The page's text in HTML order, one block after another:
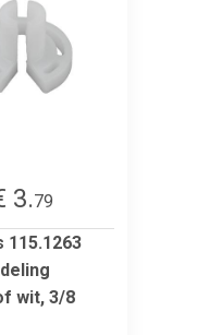
3.79
115.1263
wit, 3/8